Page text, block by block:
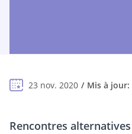
23 nov. 2020 Mis à jour:
Rencontres alternatives